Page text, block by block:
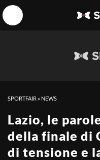
SPORTFAIR » NEWS
Lazio, le
della finale di
di tensione e